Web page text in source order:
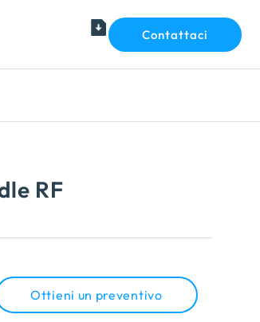
Contattaci
RF
Ottieni un preventivo